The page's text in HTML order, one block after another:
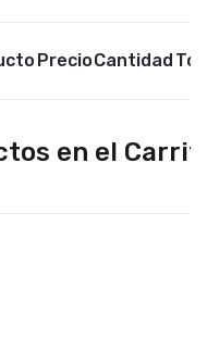
PrecioCantidad
en el